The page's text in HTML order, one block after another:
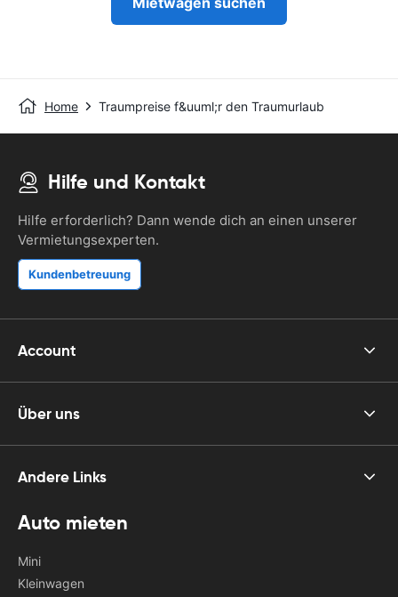
Home Traumpreise f&uuml;r den Traumurlaub
Hilfe und Kontakt
Hilfe erforderlich? Dann wende dich an einen unserer
Vermietungsexperten.
Kundenbetreuung
Account
Über uns
Andere Links
Auto mieten
Mini
Kleinwagen